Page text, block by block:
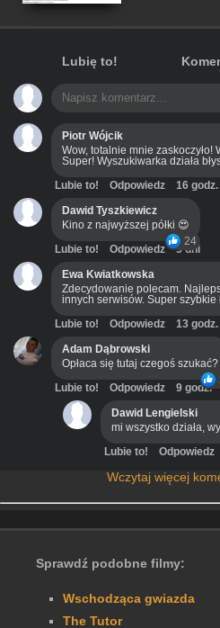
Lubię to!
Piotr Wójcik
Wow, totalnie mnie
Super! Wyszukiwarka działa
Lubie to! Odpowiedz
16 godz.
Dawid Tyszkiewicz
Kino z najwyższej półki 😍
24
Lubie to! Odpowiedz
3 dni
Ewa Kwiatkowska
Zdecydowanie polecam.
innych serwisów. Super szybkie
Lubie to! Odpowiedz
13 godz.
Adam Dąbrowski
Opłaca się tutaj czegoś szukać?
Lubie to! Odpowiedz
9 godz.
Dawid Lengielski
mi wszystko działa,
Lubie to! Odpowiedz
Wczytaj więcej
Sprawdź podobne filmy:
Wschodząca gwiazda
The Tutor